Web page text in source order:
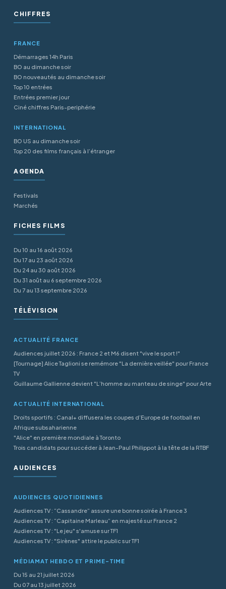
CHIFFRES
FRANCE
Démarrages 14h Paris
BO au dimanche soir
BO nouveautés au dimanche soir
Top 10 entrées
Entrées premier jour
Ciné chiffres Paris-periphérie
INTERNATIONAL
BO US au dimanche soir
Top 20 des films français à l’étranger
AGENDA
Festivals
Marchés
FICHES FILMS
Du 10 au 16 août 2026
Du 17 au 23 août 2026
Du 24 au 30 août 2026
Du 31 août au 6 septembre 2026
Du 7 au 13 septembre 2026
TÉLÉVISION
ACTUALITÉ FRANCE
Audiences juillet 2026 : France 2 et M6 disent "vive le sport !"
[Tournage] Alice Taglioni se remémore "La dernière veillée" pour France
TV
Guillaume Gallienne devient "L’homme au manteau de singe" pour Arte
ACTUALITÉ INTERNATIONAL
Droits sportifs : Canal+ diffusera les coupes d’Europe de football en
Afrique subsaharienne
"Alice" en première mondiale à Toronto
Trois candidats pour succéder à Jean-Paul Philippot à la tête de la RTBF
AUDIENCES
AUDIENCES QUOTIDIENNES
Audiences TV : “Cassandre” assure une bonne soirée à France 3
Audiences TV : “Capitaine Marleau” en majesté sur France 2
Audiences TV : "Le jeu" s'amuse sur TF1
Audiences TV : "Sirènes" attire le public sur TF1
MÉDIAMAT HEBDO ET PRIME-TIME
Du 15 au 21 juillet 2026
Du 07 au 13 juillet 2026